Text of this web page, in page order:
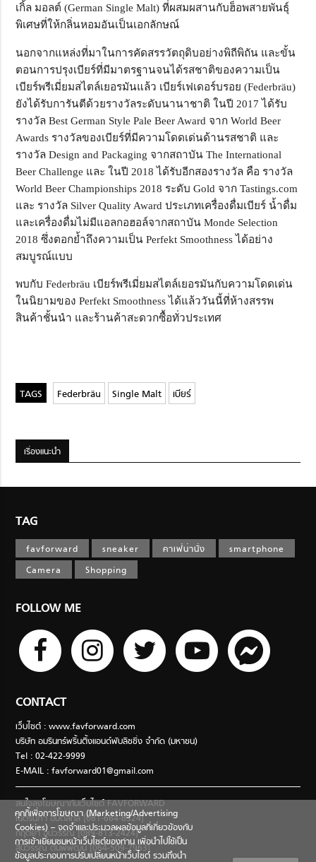
เกิ้ล มอลต์ (German Single Malt) ที่ผสมผสานกับฮ็อพสายพันธุ์
พิเศษที่ให้กลิ่นหอมอันเป็นเอกลักษณ์
นอกจากแหล่งที่มาในการคัดสรรวัตถุดิบอย่างพิถีพิถัน และขั้น
ตอนการปรุงเบียร์ที่มีมาตรฐานจนได้รสชาติของความเป็น
เบียร์พรีเมี่ยมสไตล์เยอรมันแล้ว เบียร์เฟเดอร์บรอย (Federbräu)
ยังได้รับการันตีด้วยรางวัลระดับนานาชาติ ในปี 2017 ได้รับ
รางวัล Best German Style Pale Beer Award จาก World Beer
Awards รางวัลของเบียร์ที่มีความโดดเด่นด้านรสชาติ และ
รางวัล Design and Packaging จากสถาบัน The International
Beer Challenge และ ในปี 2018 ได้รับอีกสองรางวัล คือ รางวัล
World Beer Championships 2018 ระดับ Gold จาก Tastings.com
และ รางวัล Silver Quality Award ประเภทเครื่องดื่มเบียร์ น้ำดื่ม
และเครื่องดื่มไม่มีแอลกอฮอล์จากสถาบัน Monde Selection
2018 ซึ่งตอกย้ำถึงความเป็น Perfekt Smoothness ได้อย่าง
สมบูรณ์แบบ
พบกับ Federbräu เบียร์พรีเมี่ยมสไตล์เยอรมันกับความโดดเด่น
ในนิยามของ Perfekt Smoothness ได้แล้ววันนี้ที่ห้างสรรพ
สินค้าชั้นนำ และร้านค้าสะดวกซื้อทั่วประเทศ
Federbräu Single Malt เบียร์
เรื่องแนะนำ
TAG
favforward sneaker คาเฟ่น่านั่ง
smartphone
Camera
Shopping
FOLLOW ME
CONTACT
เว็บไซต์ : www.favforward.com
บริษัท อมรินทร์พริ้นติ้งแอนด์พับลิชชิ่ง จำกัด (มหาชน)
Tel : 02-422-9999
E-MAIL :favforward01@gmail.com
สนใจลงโฆษณากับเว็บไซต์ FAVFORWARD
เนตรนภา อมตสกุล [081-684-8324]
กฤตยา อุปวรรณ [089-813-2424]
สินีวรรณ ตันพิพัฒน์ [064-509-7963]
คุกกี้เพื่อการโฆษณา (Marketing/Advertising
Cookies) – จดจำและประมวลผลข้อมูลที่เกี่ยวข้องกับ
การเข้าเยี่ยมชมหน้าเว็บไซต์ของท่าน เพื่อนำไปใช้เป็น
ข้อมูลประกอบการปรับเปลี่ยนหน้าเว็บไซต์ รวมถึงนำ